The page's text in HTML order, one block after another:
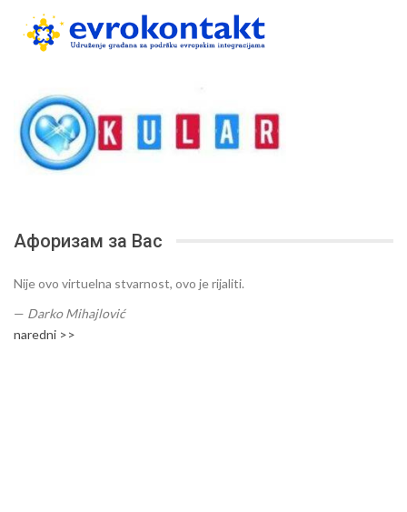
Афоризам за Вас
Nije ovo virtuelna stvarnost, ovo je rijaliti.
— Darko Mihajlović
naredni >>